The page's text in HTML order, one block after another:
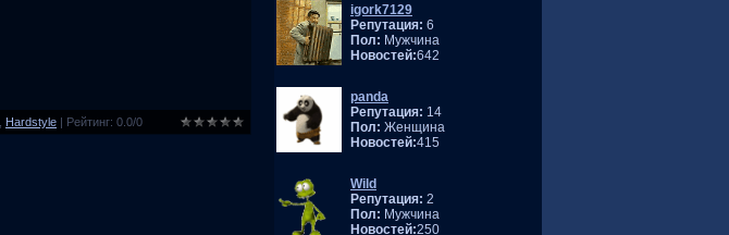
Hardstyle | Рейтинг: 0.0/0
igork7129
Репутация: 6
Пол: Мужчина
Новостей:642
panda
Репутация: 14
Пол: Женщина
Новостей:415
Wild
Репутация: 2
Пол: Мужчина
Новостей:250